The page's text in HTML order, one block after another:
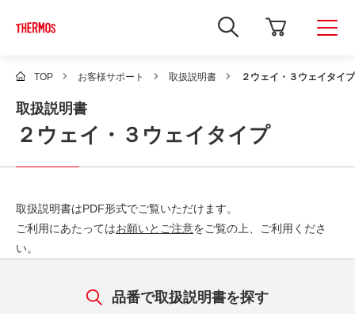
新
し
ィ
で
Google
索
を
開
ま
TOP お客様サポート 取扱説明書 ２ウェイ・３ウェイタイプ
取扱説明書
２ウェイ・３ウェイタイプ
取扱説明書はPDF形式でご覧いただけます。
ご利用にあたってはお願いとご注意をご覧の上、ご利用くださ
い。
品番で取扱説明書を探す